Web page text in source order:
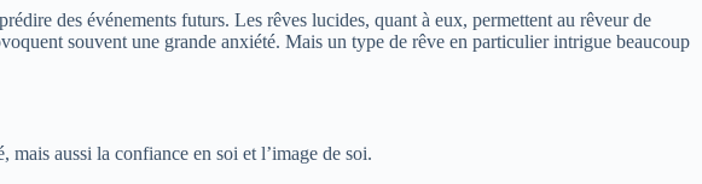
des événements futurs. Les rêves lucides, quant à eux, permettent au rêveur de
souvent une grande anxiété. Mais un type de rêve en particulier intrigue beaucoup
aussi la confiance en soi et l’image de soi.